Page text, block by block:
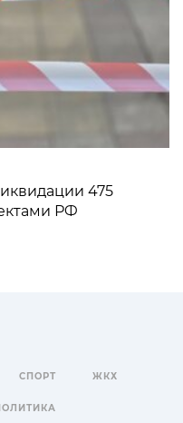
475
РФ
СПОРТ ЖКХ